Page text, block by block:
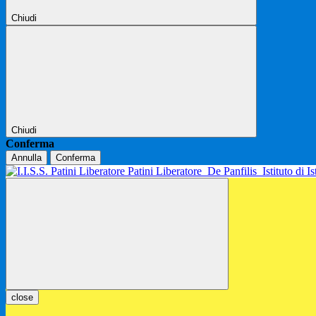
Chiudi
Chiudi
Conferma
Annulla Conferma
Patini Liberatore De Panfilis Istituto di
close